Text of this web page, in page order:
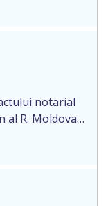
notarial:
notarial
al R. Moldova,
Noi, satul